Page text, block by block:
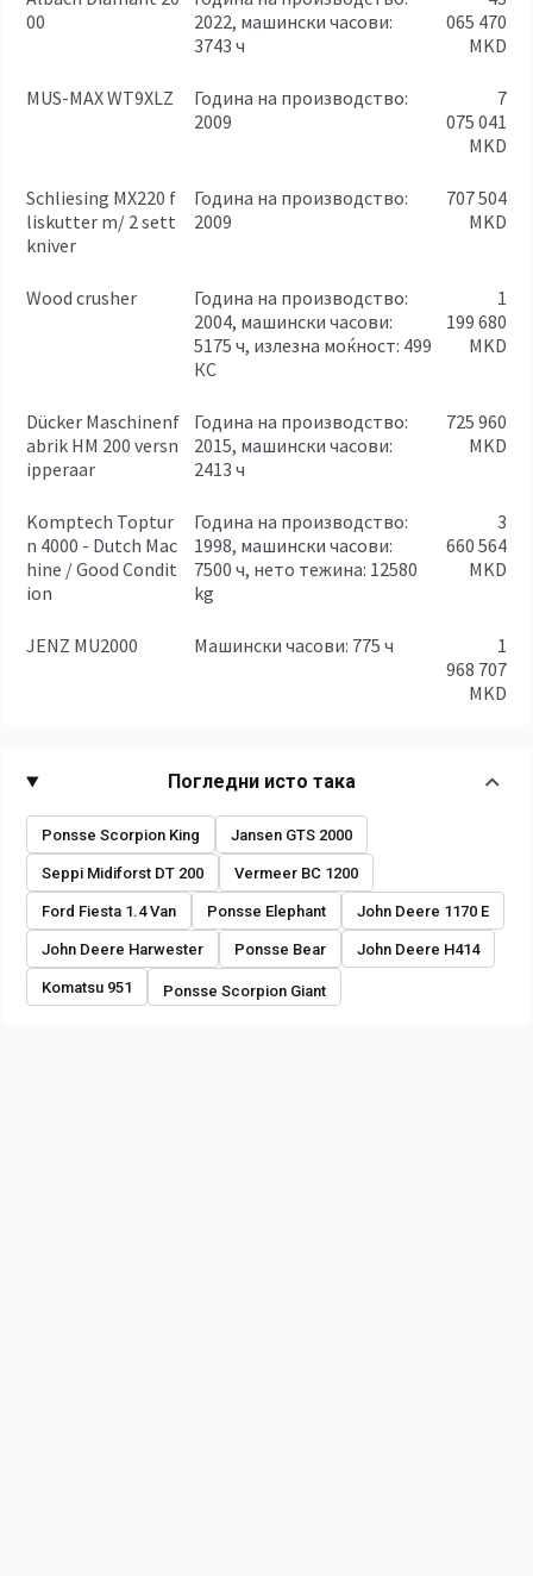
00
2022, машински часови:
3743 ч
065 470
MKD
MUS-MAX WT9XLZ
година на производство:
2009
7
075 041
MKD
Schliesing MX220 f
liskutter m/ 2 sett
kniver
година на производство:
2009
707 504
MKD
Wood crusher
година на производство:
2004, машински часови:
5175 ч, излезна моќност: 499
КС
1
199 680
MKD
Dücker Maschinenf
abrik HM 200 versn
ipperaar
година на производство:
2015, машински часови:
2413 ч
725 960
MKD
Komptech Toptur
n 4000 - Dutch Mac
hine / Good Condit
ion
година на производство:
1998, машински часови:
7500 ч, нето тежина: 12580
kg
3
660 564
MKD
JENZ MU2000 машински часови: 775 ч
1
968 707
MKD
Погледни исто така
Ponsse Scorpion King Jansen GTS 2000
Seppi Midiforst DT 200 Vermeer BC 1200
Ford Fiesta 1.4 Van Ponsse Elephant John Deere 1170 E
John Deere Harwester Ponsse Bear John Deere H414
Komatsu 951 Ponsse Scorpion Giant